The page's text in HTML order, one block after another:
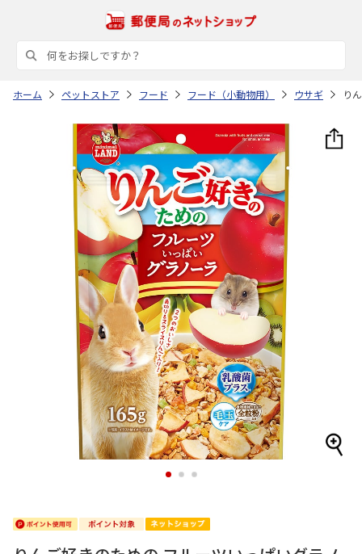
ホーム ペットストア フード フード（小動物用） ウサギ り
1 2 3